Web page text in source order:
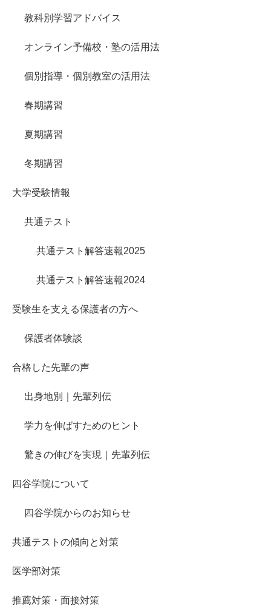
教科別学習アドバイス
オンライン予備校・塾の活用法
個別指導・個別教室の活用法
春期講習
夏期講習
冬期講習
大学受験情報
共通テスト
共通テスト解答速報2025
共通テスト解答速報2024
受験生を支える保護者の方へ
保護者体験談
合格した先輩の声
出身地別｜先輩列伝
学力を伸ばすためのヒント
驚きの伸びを実現｜先輩列伝
四谷学院について
四谷学院からのお知らせ
共通テストの傾向と対策
医学部対策
推薦対策・面接対策